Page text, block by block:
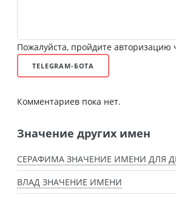
Пожалуйста, пройдите авторизацию
TELEGRAM-БОТА
Комментариев пока нет.
Значение других имен
СЕРАФИМА ЗНАЧЕНИЕ ИМЕНИ ДЛЯ
ВЛАД ЗНАЧЕНИЕ ИМЕНИ